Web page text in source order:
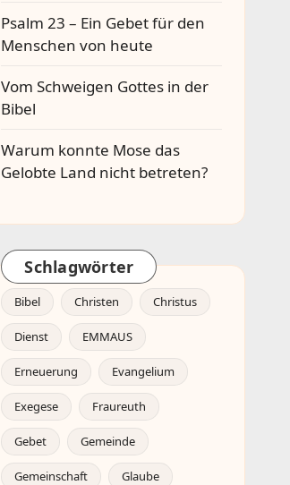
Psalm 23 – Ein Gebet für den
Menschen von heute
Vom Schweigen Gottes in der
Bibel
Warum konnte Mose das
Gelobte Land nicht betreten?
Schlagwörter
Bibel Christen Christus
Dienst EMMAUS
Erneuerung Evangelium
Exegese Fraureuth
Gebet Gemeinde
Gemeinschaft Glaube